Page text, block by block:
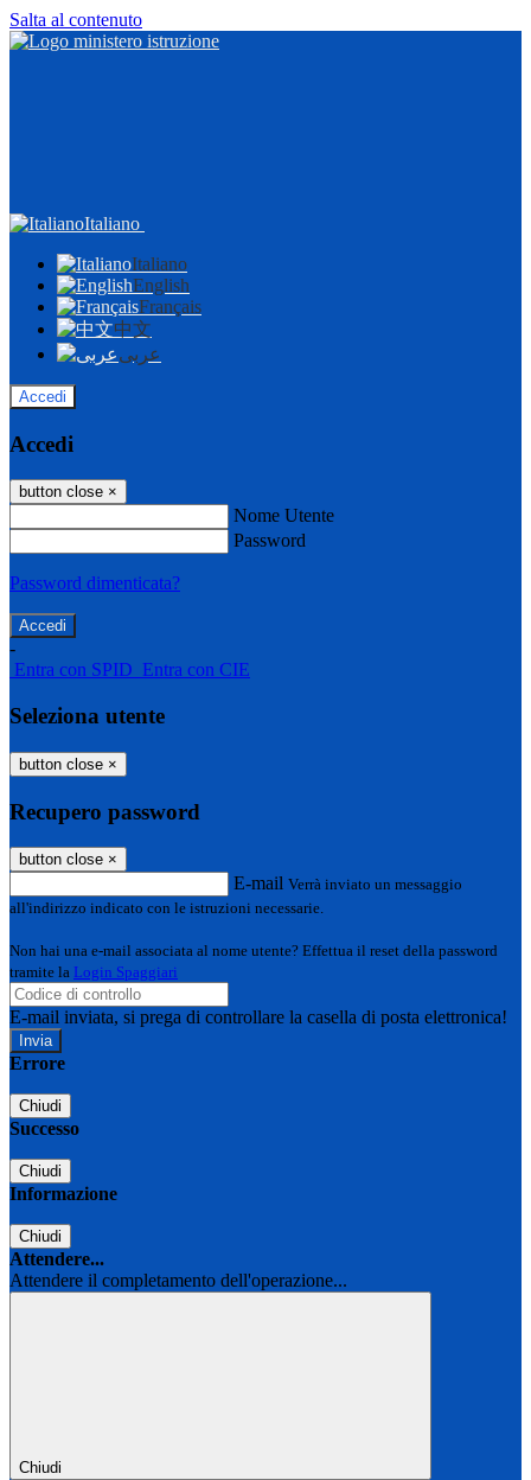
Salta al contenuto
Italiano
Italiano
English
Français
中文
عربى
Accedi
Accedi
button close ×
Nome Utente
Password
Password dimenticata?
-
Entra con SPID Entra con CIE
Seleziona utente
button close ×
Recupero password
button close ×
E-mail Verrà inviato un messaggio
all'indirizzo indicato con le istruzioni necessarie.
Non hai una e-mail associata al nome utente? Effettua il reset della password
tramite la Login Spaggiari
E-mail inviata, si prega di controllare la casella di posta elettronica!
Errore
Chiudi
Successo
Chiudi
Informazione
Chiudi
Attendere...
Attendere il completamento dell'operazione...
Chiudi